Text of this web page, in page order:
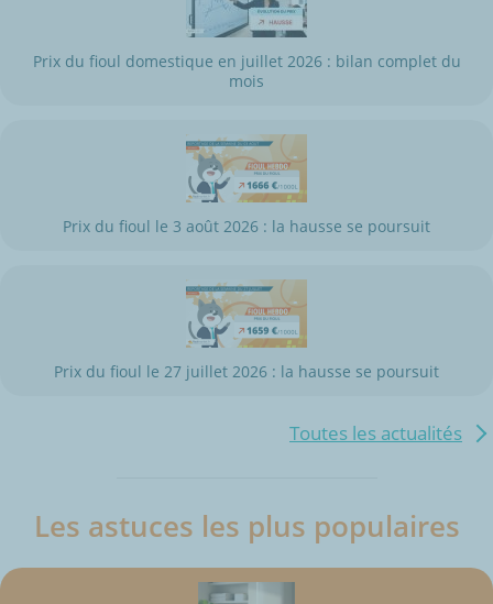
Prix du fioul domestique en juillet 2026 : bilan complet du
mois
Prix du fioul le 3 août 2026 : la hausse se poursuit
Prix du fioul le 27 juillet 2026 : la hausse se poursuit
Toutes les actualités
Les astuces les plus populaires